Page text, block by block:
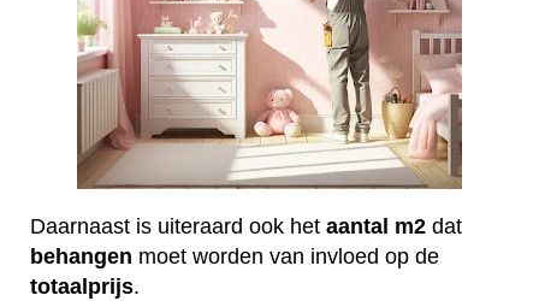
Daarnaast is uiteraard ook het aantal m2 dat
behangen moet worden van invloed op de
totaalprijs.